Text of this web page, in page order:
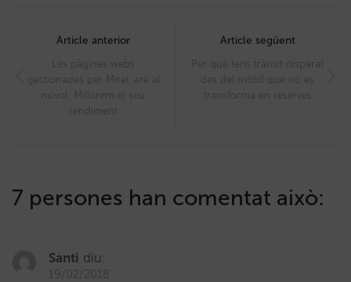
navigation
Article anterior
Les pàgines webs
gestionades per Mirai, ara al
núvol: Millorem el seu
rendiment
Article següent
Per què tens trànsit disparat
des del mòbil que no es
transforma en reserves
7 persones han comentat això:
Santi diu:
19/02/2018